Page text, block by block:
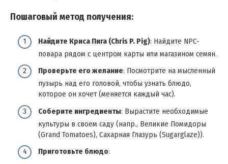
Пошаговый метод получения:
Найдите Криса Пига (Chris P. Pig): Найдите NPC-
повара рядом с центром карты или магазином семян.
Проверьте его желание: Посмотрите на мысленный
пузырь над его головой, чтобы узнать блюдо,
которое он хочет (меняется каждый час).
Соберите ингредиенты: Вырастите необходимые
культуры в своем саду (напр., Великие Помидоры
(Grand Tomatoes), Сахарная Глазурь (Sugarglaze)).
Приготовьте блюдо: